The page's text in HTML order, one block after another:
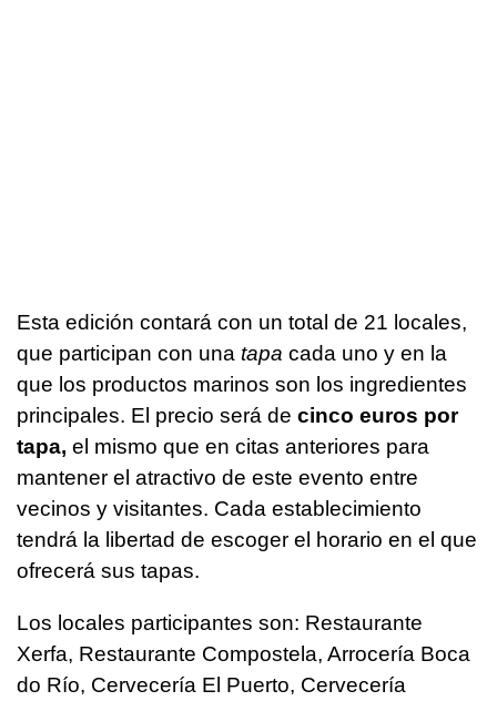
Esta edición contará con un total de 21 locales,
que participan con una tapa cada uno y en la
que los productos marinos son los ingredientes
principales. El precio será de cinco euros por
tapa, el mismo que en citas anteriores para
mantener el atractivo de este evento entre
vecinos y visitantes. Cada establecimiento
tendrá la libertad de escoger el horario en el que
ofrecerá sus tapas.
Los locales participantes son: Restaurante
Xerfa, Restaurante Compostela, Arrocería Boca
do Río, Cervecería El Puerto, Cervecería